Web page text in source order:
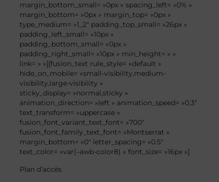
margin_bottom_small= »0px » spacing_left= »0% »
margin_bottom= »0px » margin_top= »0px »
type_medium= »1_2″ padding_top_small= »26px »
padding_left_small= »10px »
padding_bottom_small= »0px »
padding_right_small= »10px » min_height= » »
link= » »][fusion_text rule_style= »default »
hide_on_mobile= »small-visibility,medium-
visibility,large-visibility »
sticky_display= »normal,sticky »
animation_direction= »left » animation_speed= »0.3″
text_transform= »uppercase »
fusion_font_variant_text_font= »700″
fusion_font_family_text_font= »Montserrat »
margin_bottom= »0″ letter_spacing= »0.5″
text_color= »var(–awb-color8) » font_size= »16px »]
Plan d’accès